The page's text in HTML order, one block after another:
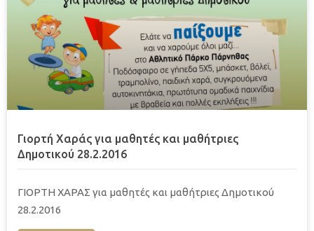
Γιορτή Χαράς για μαθητές και μαθήτριες
Δημοτικού 28.2.2016
ΓΙΟΡΤΗ ΧΑΡΑΣ για μαθητές και μαθήτριες Δημοτικού
28.2.2016